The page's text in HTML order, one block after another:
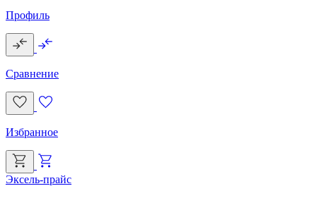
Профиль
Сравнение
Избранное
Эксель-прайс